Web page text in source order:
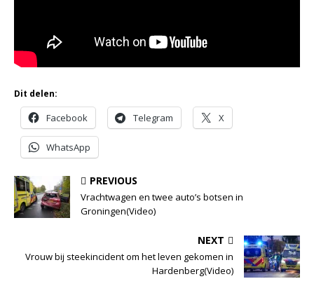
Dit delen:
Facebook Telegram X
WhatsApp
PREVIOUS
Vrachtwagen en twee auto’s botsen in
Groningen(Video)
NEXT
Vrouw bij steekincident om het leven gekomen in
Hardenberg(Video)